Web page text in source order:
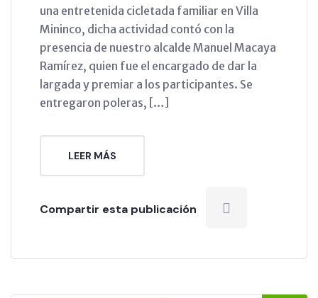
una entretenida cicletada familiar en Villa
Mininco, dicha actividad contó con la
presencia de nuestro alcalde Manuel Macaya
Ramírez, quien fue el encargado de dar la
largada y premiar a los participantes. Se
entregaron poleras, […]
LEER MÁS
Compartir esta publicación